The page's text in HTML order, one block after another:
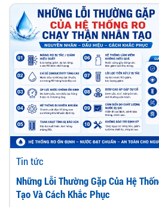
Tin tức
Những Lỗi Thường Gặp Của Hệ
Tạo Và Cách Khắc Phục